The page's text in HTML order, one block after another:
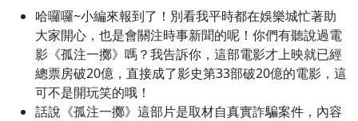
哈囉囉~小編來報到了！別看我平時都在娛樂城忙著助
大家開心，也是會關注時事新聞的呢！你們有聽說過電
影《孤注一擲》嗎？我告訴你，這部電影才上映就已經
總票房破20億，直接成了影史第33部破20億的電影，這
可不是開玩笑的哦！
話說《孤注一擲》這部片是取材自真實詐騙案件，內容